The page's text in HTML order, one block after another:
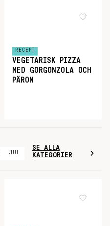
RECEPT
VEGETARISK PIZZA
MED GORGONZOLA OCH
PÄRON
JUL
SE ALLA
KATEGORIER